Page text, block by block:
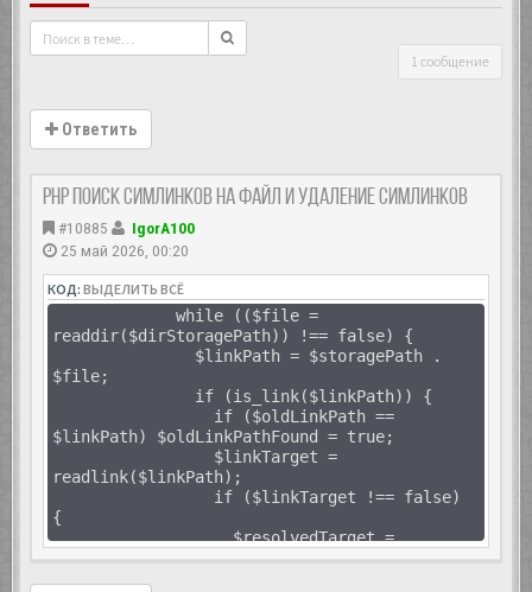
1 сообщение
Ответить
PHP Поиск симлинков на файл и удаление симлинков
#10885
IgorA100
25 май 2026, 00:20
КОД:ВЫДЕЛИТЬ ВСЁ
while (($file =
readdir($dirStoragePath)) !== false) {
$linkPath = $storagePath .
$file;
if (is_link($linkPath)) {
if ($oldLinkPath ==
$linkPath) $oldLinkPathFound = true;
$linkTarget =
readlink($linkPath);
if ($linkTarget !== false)
{
$resolvedTarget =
$linkTarget;